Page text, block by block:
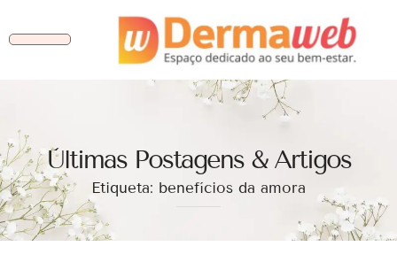
Ùltimas Postagens & Artigos
Etiqueta: benefícios da amora